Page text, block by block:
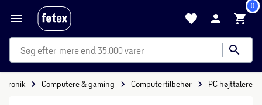
0
mere end 35.000 varer
Computere & gaming Computertilbehør PC højttalere